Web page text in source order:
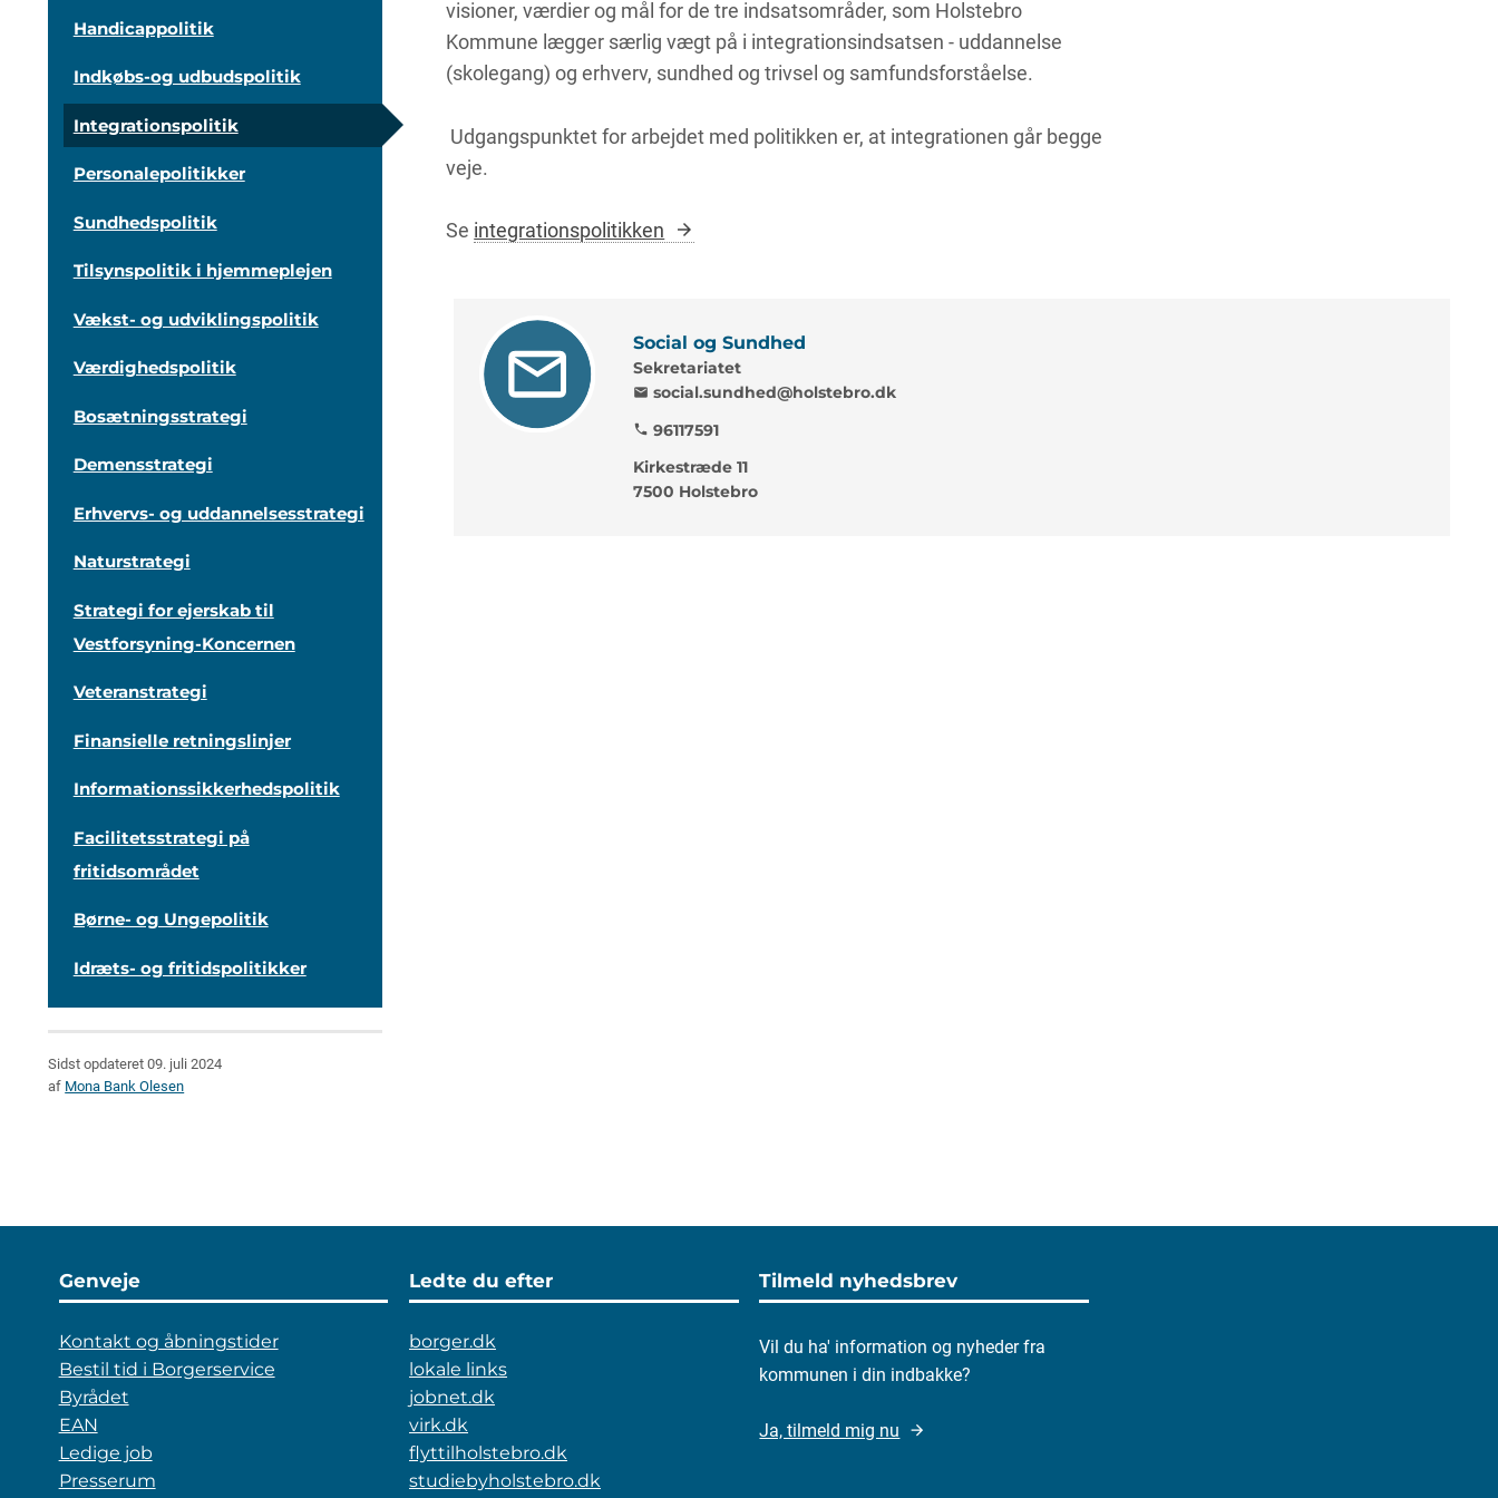
Handicappolitik
Indkøbs-og udbudspolitik
Integrationspolitik
Personalepolitikker
Sundhedspolitik
Tilsynspolitik i hjemmeplejen
Vækst- og udviklingspolitik
Værdighedspolitik
Bosætningsstrategi
Demensstrategi
Erhvervs- og uddannelsesstrategi
Naturstrategi
Strategi for ejerskab til
Vestforsyning-Koncernen
Veteranstrategi
Finansielle retningslinjer
Informationssikkerhedspolitik
Facilitetsstrategi på
fritidsområdet
Børne- og Ungepolitik
Idræts- og fritidspolitikker
Sidst opdateret 09. juli 2024
af Mona Bank Olesen
visioner, værdier og mål for de tre indsatsområder, som Holstebro
Kommune lægger særlig vægt på i integrationsindsatsen - uddannelse
(skolegang) og erhverv, sundhed og trivsel og samfundsforståelse.
Udgangspunktet for arbejdet med politikken er, at integrationen går begge
veje.
Se integrationspolitikken
Social og Sundhed
Sekretariatet
mail social.sundhed@holstebro.dk
phone 96117591
Kirkestræde 11
7500 Holstebro
Genveje
Kontakt og åbningstider
Bestil tid i Borgerservice
Byrådet
EAN
Ledige job
Presserum
Ledte du efter
borger.dk
lokale links
jobnet.dk
virk.dk
flyttilholstebro.dk
studiebyholstebro.dk
Tilmeld nyhedsbrev
Vil du ha' information og nyheder fra
kommunen i din indbakke?
Ja, tilmeld mig nu